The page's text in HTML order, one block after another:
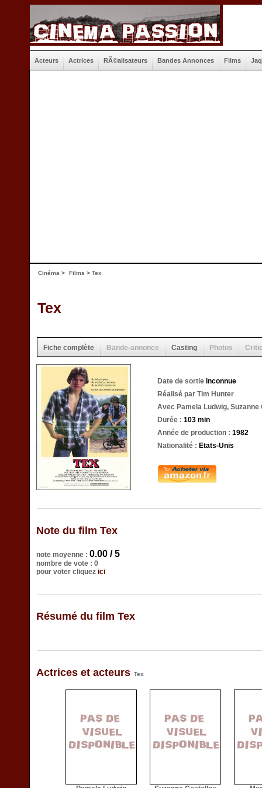
Acteurs Actrices RÃ©alisateurs Bandes Annonces Films
Cinéma > Films > Tex
Tex
Fiche complète Bande-annonce Casting Photos
Date de sortie inconnue
Réalisé par Tim Hunter
Avec Pamela Ludwig,
Durée : 103 min
Année de production : 1982
Nationalité : Etats-Unis
Note du film Tex
note moyenne : 0.00 / 5
nombre de vote : 0
pour voter cliquez ici
Résumé du film Tex
Actrices et acteurs Tex